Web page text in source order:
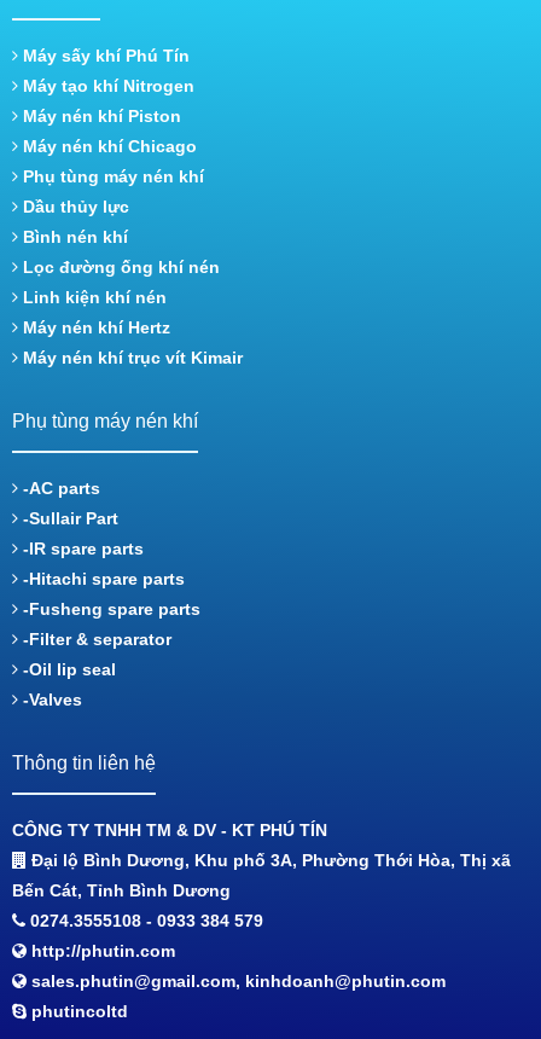
Máy sấy khí Phú Tín
Máy tạo khí Nitrogen
Máy nén khí Piston
Máy nén khí Chicago
Phụ tùng máy nén khí
Dầu thủy lực
Bình nén khí
Lọc đường ống khí nén
Linh kiện khí nén
Máy nén khí Hertz
Máy nén khí trục vít Kimair
Phụ tùng máy nén khí
-AC parts
-Sullair Part
-IR spare parts
-Hitachi spare parts
-Fusheng spare parts
-Filter & separator
-Oil lip seal
-Valves
Thông tin liên hệ
CÔNG TY TNHH TM & DV - KT PHÚ TÍN
Đại lộ Bình Dương, Khu phố 3A, Phường Thới Hòa, Thị xã
Bến Cát, Tỉnh Bình Dương
0274.3555108 - 0933 384 579
http://phutin.com
sales.phutin@gmail.com, kinhdoanh@phutin.com
phutincoltd